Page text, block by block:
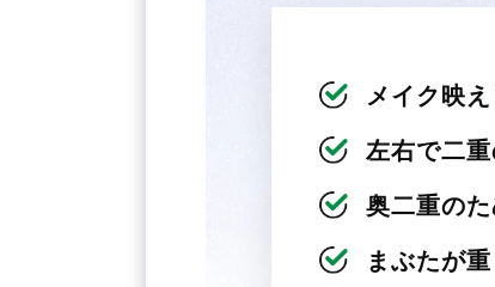
メイク映え
左右で二重
奥二重のた
まぶたが